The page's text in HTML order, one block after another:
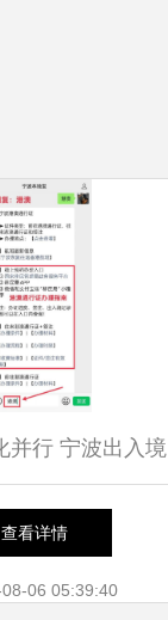
并行 宁波出入境
服务升级进行时
查看详情
06 05:39:40